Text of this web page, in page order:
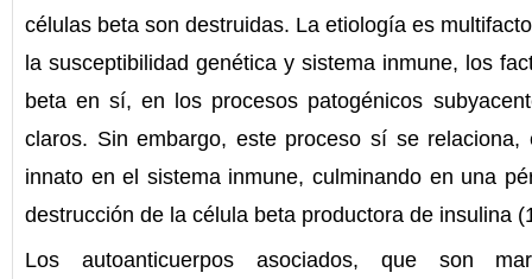
células beta son destruidas. La etiología es
la susceptibilidad genética y sistema inmune, los
beta en sí, en los procesos patogénicos
claros. Sin embargo, este proceso sí se
innato en el sistema inmune, culminando en una
destrucción de la célula beta productora de insulina
Los autoanticuerpos asociados, que son